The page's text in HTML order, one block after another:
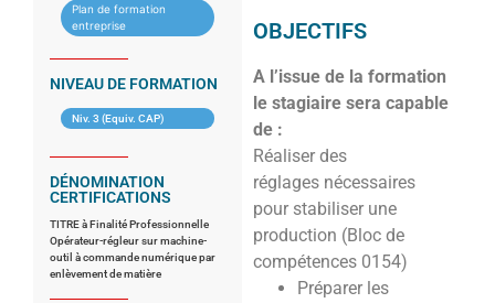
Plan de formation
entreprise
NIVEAU DE FORMATION
Niv. 3 (Equiv. CAP)
DÉNOMINATION
CERTIFICATIONS
TITRE à Finalité Professionnelle
Opérateur-régleur sur machine-
outil à commande numérique par
enlèvement de matière
OBJECTIFS
A l’issue de la formation
le stagiaire sera capable
de :
Réaliser des
réglages nécessaires
pour stabiliser une
production (Bloc de
compétences 0154)
Préparer les